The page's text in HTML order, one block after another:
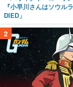
『小早川さんはソウル
DIED」
2